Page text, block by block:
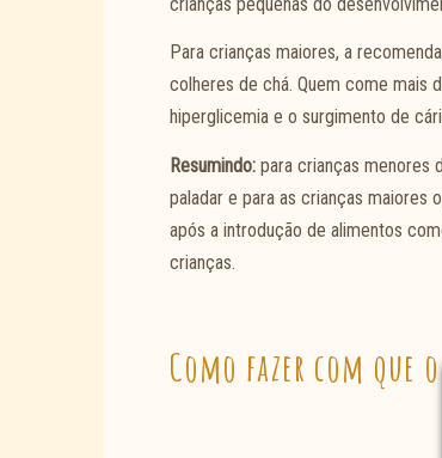
Para crianças maiores, a
colheres de chá. Quem come mais
hiperglicemia e o surgimento de
Resumindo: para crianças menores
paladar e para as crianças maiores
após a introdução de alimentos
crianças.
Como fazer com que